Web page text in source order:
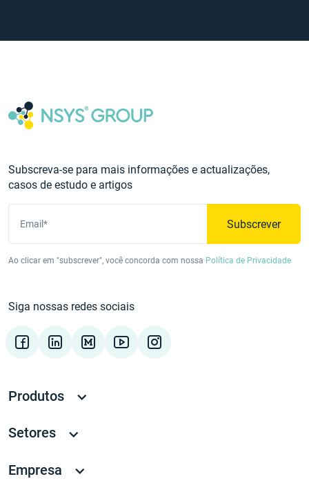
Subscreva-se para mais informações e actualizações,
casos de estudo e artigos
Email* Subscrever
Ao clicar em "subscrever", você concorda com nossa Política de Privacidade
Siga nossas redes sociais
Produtos
Setores
Empresa